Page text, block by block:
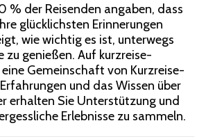
% der Reisenden angaben, dass
glücklichsten Erinnerungen
wie wichtig es ist, unterwegs
zu genießen. Auf kurzreise-
Gemeinschaft von Kurzreise-
und das Wissen über
erhalten Sie Unterstützung und
Erlebnisse zu sammeln.